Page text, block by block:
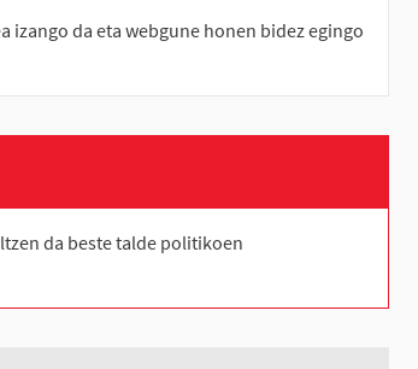
izango da eta webgune honen bidez egingo
da beste talde politikoen